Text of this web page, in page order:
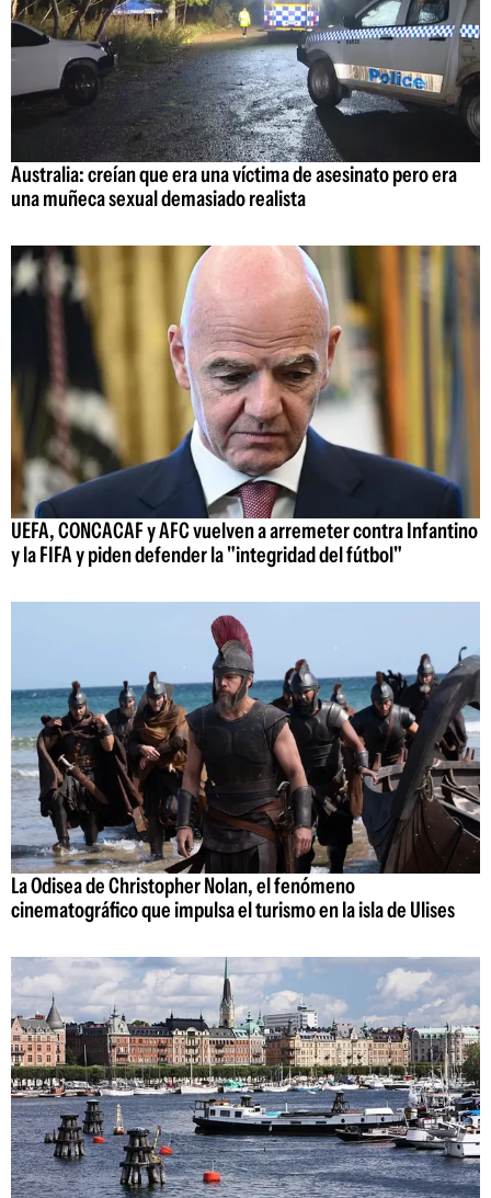
Australia: creían que era una víctima de asesinato pero era
una muñeca sexual demasiado realista
UEFA, CONCACAF y AFC vuelven a arremeter contra Infantino
y la FIFA y piden defender la "integridad del fútbol"
La Odisea de Christopher Nolan, el fenómeno
cinematográfico que impulsa el turismo en la isla de Ulises